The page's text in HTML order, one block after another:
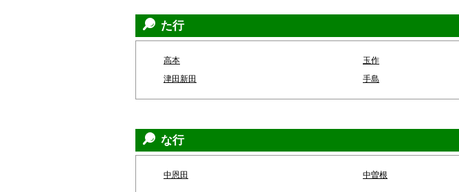
た行
高本 玉作
津田新田
手島
な行
中恩田 中曽根